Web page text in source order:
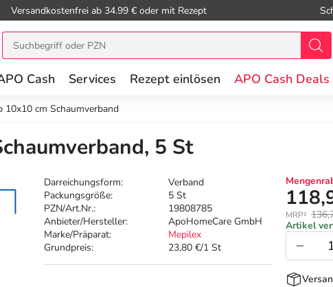
Versandkostenfrei ab 34.99 € oder mit Rezept
Cash Services Rezept einlösen APO Cash Deals
10x10 cm Schaumverband
5 St
Darreichungsform:
Verband
Packungsgröße:
5 St
PZN/Art.Nr.:
19808785
Anbieter/Hersteller:
ApoHomeCare GmbH
Marke/Präparat:
Mepilex
Grundpreis:
23,80 €/1 St
MRP²
Artikel